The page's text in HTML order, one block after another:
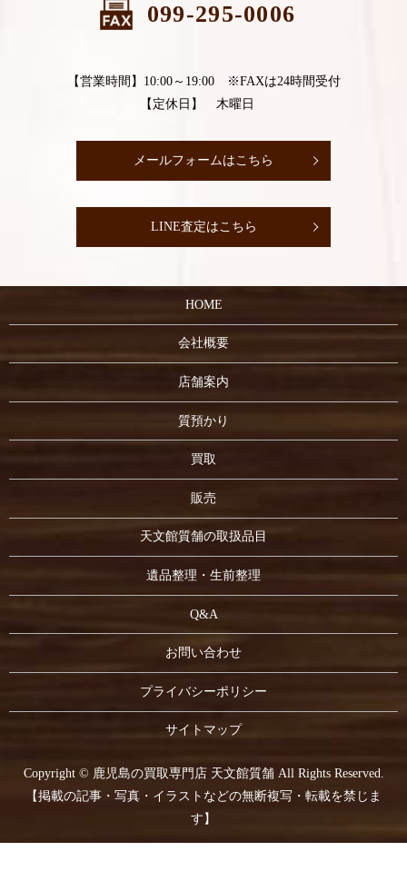
099-295-0006
【営業時間】10:00～19:00 ※FAXは24時間受付
【定休日】 木曜日
メールフォームはこちら
LINE査定はこちら
HOME
会社概要
店舗案内
質預かり
買取
販売
天文館質舗の取扱品目
遺品整理・生前整理
Q&A
お問い合わせ
プライバシーポリシー
サイトマップ
Copyright © 鹿児島の買取専門店 天文館質舗 All Rights Reserved.
【掲載の記事・写真・イラストなどの無断複写・転載を禁じま
す】